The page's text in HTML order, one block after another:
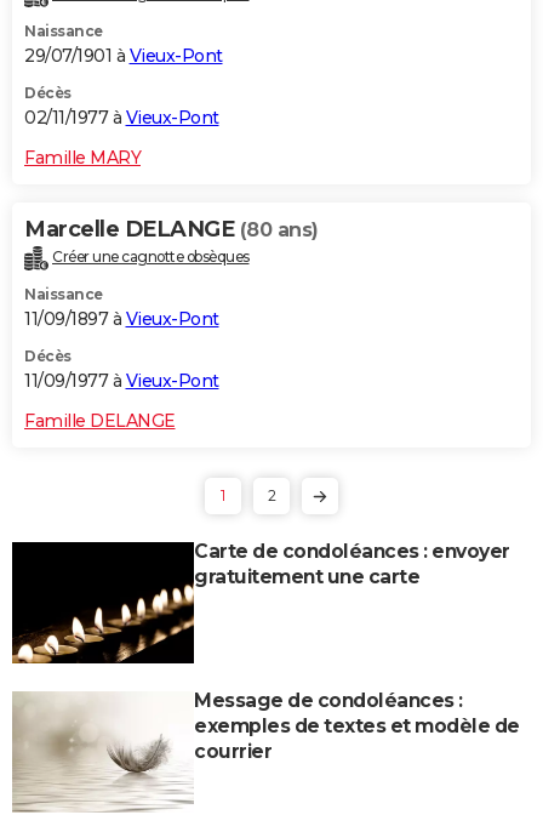
Naissance
29/07/1901 à Vieux-Pont
Décès
02/11/1977 à Vieux-Pont
Famille MARY
Marcelle DELANGE (80 ans)
Créer une cagnotte obsèques
Naissance
11/09/1897 à Vieux-Pont
Décès
11/09/1977 à Vieux-Pont
Famille DELANGE
1 2
Carte de condoléances : envoyer
gratuitement une carte
Message de condoléances :
exemples de textes et modèle de
courrier